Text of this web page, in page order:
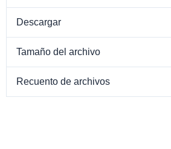
Descargar
Tamaño del archivo
Recuento de archivos